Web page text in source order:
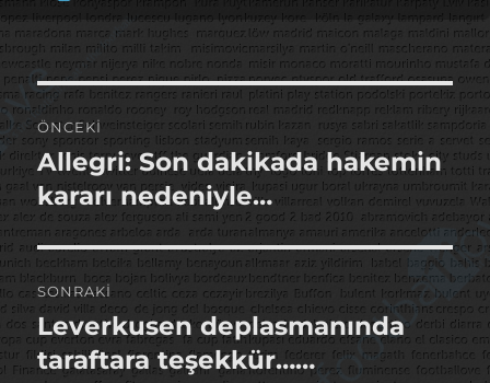
Yazı
gezinmesi
ÖNCEKI
Önceki
yazı:
Allegri: Son dakikada hakemin
kararı nedeniyle…
SONRAKI
Sonraki
yazı:
Leverkusen deplasmanında
taraftara teşekkür……